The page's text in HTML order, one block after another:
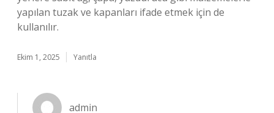
yapılan tuzak ve kapanları ifade etmek için de
kullanılır.
Ekim 1, 2025 Yanıtla
admin